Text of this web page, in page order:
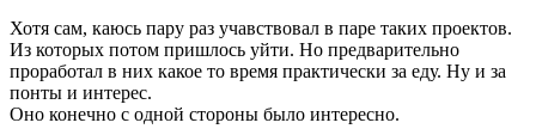
Хотя сам, каюсь пару раз учавствовал в паре таких проектов.
Из которых потом пришлось уйти. Но предварительно
проработал в них какое то время практически за еду. Ну и за
понты и интерес.
Оно конечно с одной стороны было интересно.